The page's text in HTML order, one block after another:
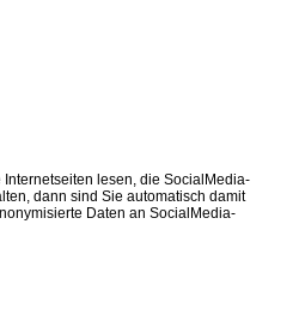
Internetseiten lesen, die SocialMedia-
dann sind Sie automatisch damit
Daten an SocialMedia-